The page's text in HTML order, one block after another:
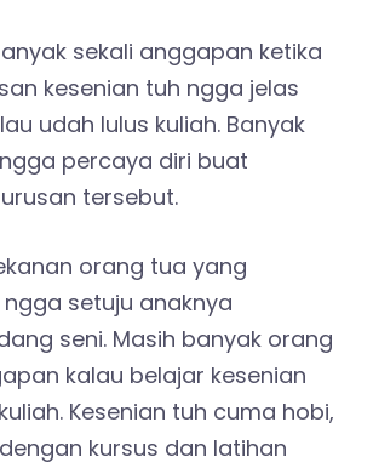
sekali anggapan ketika
kesenian tuh ngga jelas
udah lulus kuliah. Banyak
percaya diri buat
tersebut.
orang tua yang
setuju anaknya
seni. Masih banyak orang
kalau belajar kesenian
Kesenian tuh cuma hobi,
kursus dan latihan